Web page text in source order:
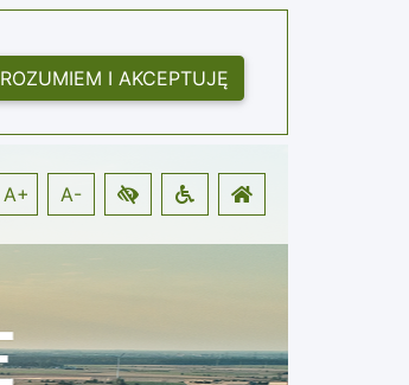
ROZUMIEM I AKCEPTUJĘ
A+ A-